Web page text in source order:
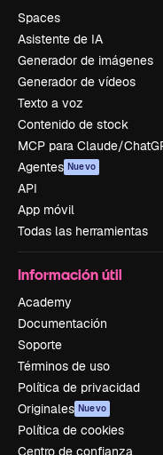
Spaces
Asistente de IA
Generador de imágenes
Generador de vídeos
Texto a voz
Contenido de stock
MCP para Claude/
Agentes Nuevo
API
App móvil
Todas las herramientas
Información útil
Academy
Documentación
Soporte
Términos de uso
Política de privacidad
Originales Nuevo
Política de cookies
Centro de confianza